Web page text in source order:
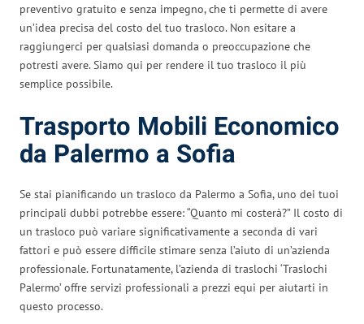
preventivo gratuito e senza impegno, che ti permette di avere
un’idea precisa del costo del tuo trasloco. Non esitare a
raggiungerci per qualsiasi domanda o preoccupazione che
potresti avere. Siamo qui per rendere il tuo trasloco il più
semplice possibile.
Trasporto Mobili Economico
da Palermo a Sofia
Se stai pianificando un trasloco da Palermo a Sofia, uno dei tuoi
principali dubbi potrebbe essere: “Quanto mi costerà?” Il costo di
un trasloco può variare significativamente a seconda di vari
fattori e può essere difficile stimare senza l’aiuto di un’azienda
professionale. Fortunatamente, l’azienda di traslochi ‘Traslochi
Palermo’ offre servizi professionali a prezzi equi per aiutarti in
questo processo.